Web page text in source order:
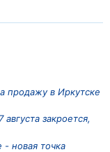
продажу в Иркутске
закроется,
- новая точка